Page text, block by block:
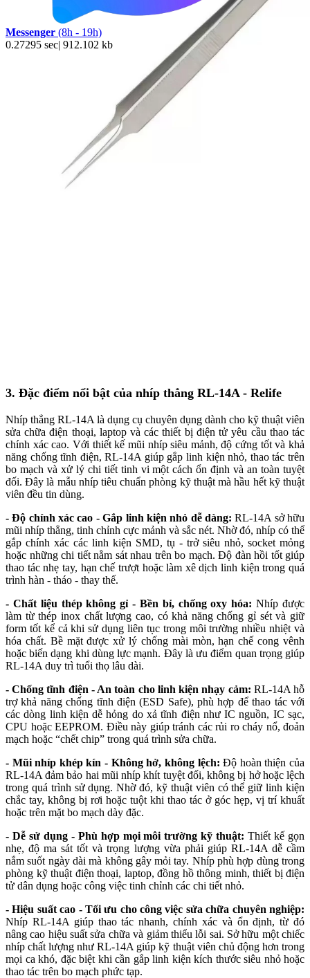
3. Đặc điểm nổi bật của nhíp thẳng RL-14A - Relife
Nhíp thẳng RL-14A là dụng cụ chuyên dụng dành cho kỹ thuật viên
sửa chữa điện thoại, laptop và các thiết bị điện tử yêu cầu thao tác
chính xác cao. Với thiết kế mũi nhíp siêu mảnh, độ cứng tốt và khả
năng chống tĩnh điện, RL-14A giúp gắp linh kiện nhỏ, thao tác trên
bo mạch và xử lý chi tiết tinh vi một cách ổn định và an toàn tuyệt
đối. Đây là mẫu nhíp tiêu chuẩn phòng kỹ thuật mà hầu hết kỹ thuật
viên đều tin dùng.
- Độ chính xác cao - Gắp linh kiện nhỏ dễ dàng: RL-14A sở hữu
mũi nhíp thẳng, tinh chỉnh cực mảnh và sắc nét. Nhờ đó, nhíp có thể
gắp chính xác các linh kiện SMD, tụ - trở siêu nhỏ, socket mỏng
hoặc những chi tiết nằm sát nhau trên bo mạch. Độ đàn hồi tốt giúp
thao tác nhẹ tay, hạn chế trượt hoặc làm xê dịch linh kiện trong quá
trình hàn - tháo - thay thế.
- Chất liệu thép không gỉ - Bền bỉ, chống oxy hóa:Nhíp được
làm từ thép inox chất lượng cao, có khả năng chống gỉ sét và giữ
form tốt kể cả khi sử dụng liên tục trong môi trường nhiều nhiệt và
hóa chất. Bề mặt được xử lý chống mài mòn, hạn chế cong vênh
hoặc biến dạng khi dùng lực mạnh. Đây là ưu điểm quan trọng giúp
RL-14A duy trì tuổi thọ lâu dài.
- Chống tĩnh điện - An toàn cho linh kiện nhạy cảm: RL-14A hỗ
trợ khả năng chống tĩnh điện (ESD Safe), phù hợp để thao tác với
các dòng linh kiện dễ hỏng do xả tĩnh điện như IC nguồn, IC sạc,
CPU hoặc EEPROM. Điều này giúp tránh các rủi ro cháy nổ, đoản
mạch hoặc “chết chip” trong quá trình sửa chữa.
- Mũi nhíp khép kín - Không hở, không lệch: Độ hoàn thiện của
RL-14A đảm bảo hai mũi nhíp khít tuyệt đối, không bị hở hoặc lệch
trong quá trình sử dụng. Nhờ đó, kỹ thuật viên có thể giữ linh kiện
chắc tay, không bị rơi hoặc tuột khi thao tác ở góc hẹp, vị trí khuất
hoặc trên mặt bo mạch dày đặc.
- Dễ sử dụng - Phù hợp mọi môi trường kỹ thuật:Thiết kế gọn
nhẹ, độ ma sát tốt và trọng lượng vừa phải giúp RL-14A dễ cầm
nắm suốt ngày dài mà không gây mỏi tay. Nhíp phù hợp dùng trong
phòng kỹ thuật điện thoại, laptop, đồng hồ thông minh, thiết bị điện
tử dân dụng hoặc công việc tinh chỉnh các chi tiết nhỏ.
- Hiệu suất cao - Tối ưu cho công việc sửa chữa chuyên nghiệp:
Nhíp RL-14A giúp thao tác nhanh, chính xác và ổn định, từ đó
nâng cao hiệu suất sửa chữa và giảm thiểu lỗi sai. Sở hữu một chiếc
nhíp chất lượng như RL-14A giúp kỹ thuật viên chủ động hơn trong
mọi ca khó, đặc biệt khi cần gắp linh kiện kích thước siêu nhỏ hoặc
thao tác trên bo mạch phức tạp.
Messenger (8h - 19h)
0.27295 sec| 912.102 kb